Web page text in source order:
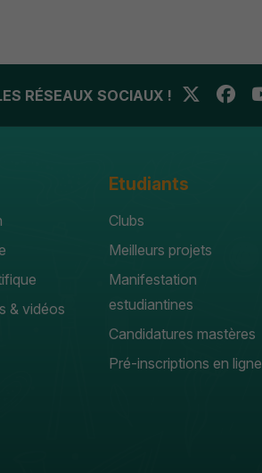
RÉSEAUX SOCIAUX !
& vidéos
Etudiants
Clubs
Meilleurs projets
Manifestation
estudiantines
Candidatures mastères
Pré-inscriptions en ligne